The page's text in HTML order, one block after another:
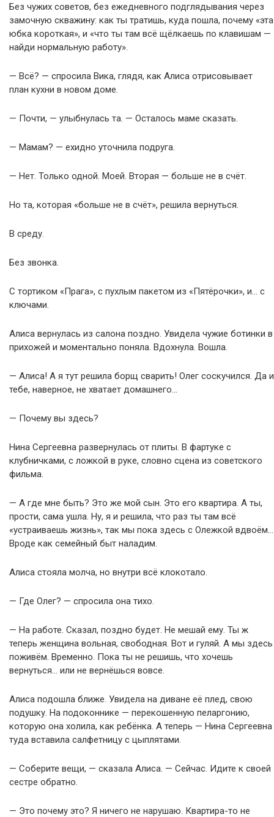
Без чужих советов, без ежедневного подглядывания через
замочную скважину: как ты тратишь, куда пошла, почему «эта
юбка короткая», и «что ты там всё щёлкаешь по клавишам —
найди нормальную работу».
— Всё? — спросила Вика, глядя, как Алиса отрисовывает
план кухни в новом доме.
— Почти, — улыбнулась та. — Осталось маме сказать.
— Мамам? — ехидно уточнила подруга.
— Нет. Только одной. Моей. Вторая — больше не в счёт.
Но та, которая «больше не в счёт», решила вернуться.
В среду.
Без звонка.
С тортиком «Прага», с пухлым пакетом из «Пятёрочки», и… с
ключами.
Алиса вернулась из салона поздно. Увидела чужие ботинки в
прихожей и моментально поняла. Вдохнула. Вошла.
— Алиса! А я тут решила борщ сварить! Олег соскучился. Да и
тебе, наверное, не хватает домашнего…
— Почему вы здесь?
Нина Сергеевна развернулась от плиты. В фартуке с
клубничками, с ложкой в руке, словно сцена из советского
фильма.
— А где мне быть? Это же мой сын. Это его квартира. А ты,
прости, сама ушла. Ну, я и решила, что раз ты там всё
«устраиваешь жизнь», так мы пока здесь с Олежкой вдвоём…
Вроде как семейный быт наладим.
Алиса стояла молча, но внутри всё клокотало.
— Где Олег? — спросила она тихо.
— На работе. Сказал, поздно будет. Не мешай ему. Ты ж
теперь женщина вольная, свободная. Вот и гуляй. А мы здесь
поживём. Временно. Пока ты не решишь, что хочешь
вернуться… или не вернёшься вовсе.
Алиса подошла ближе. Увидела на диване её плед, свою
подушку. На подоконнике — перекошенную пеларгонию,
которую она холила, как ребёнка. А теперь — Нина Сергеевна
туда вставила салфетницу с цыплятами.
— Соберите вещи, — сказала Алиса. — Сейчас. Идите к своей
сестре обратно.
— Это почему это? Я ничего не нарушаю. Квартира-то не